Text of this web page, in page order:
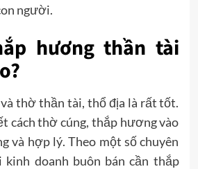
người.
hương thần tài
thờ thần tài, thổ địa là rất tốt.
cách thờ cúng, thắp hương vào
và hợp lý. Theo một số chuyên
kinh doanh buôn bán cần thắp